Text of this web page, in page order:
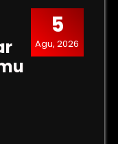
5
Agu, 2026